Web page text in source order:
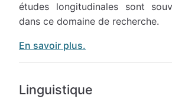
études longitudinales sont
dans ce domaine de recherche.
En savoir plus.
Linguistique